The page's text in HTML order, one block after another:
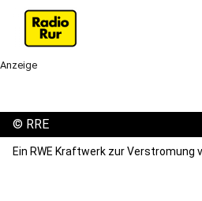
Anzeige
© RRE
Ein RWE Kraftwerk zur Verstromung